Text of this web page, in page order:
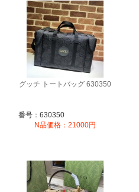
グッチ トートバッグ 630350
番号：630350
N品価格：21000円